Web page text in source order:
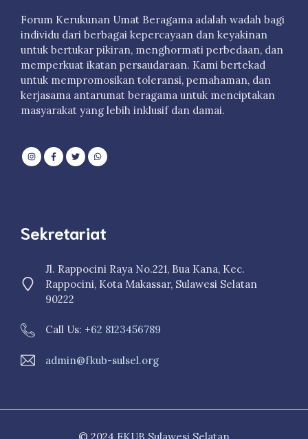
Forum Kerukunan Umat Beragama adalah wadah bagi
individu dari berbagai kepercayaan dan keyakinan
untuk bertukar pikiran, menghormati perbedaan, dan
memperkuat ikatan persaudaraan. Kami bertekad
untuk mempromosikan toleransi, pemahaman, dan
kerjasama antarumat beragama untuk menciptakan
masyarakat yang lebih inklusif dan damai.
Sekretariat
Jl. Rappocini Raya No.221, Bua Kana, Kec.
Rappocini, Kota Makassar, Sulawesi Selatan
90222
Call Us: +62 8123456789
admin@fkub-sulsel.org
© 2024 FKUB Sulawesi Selatan